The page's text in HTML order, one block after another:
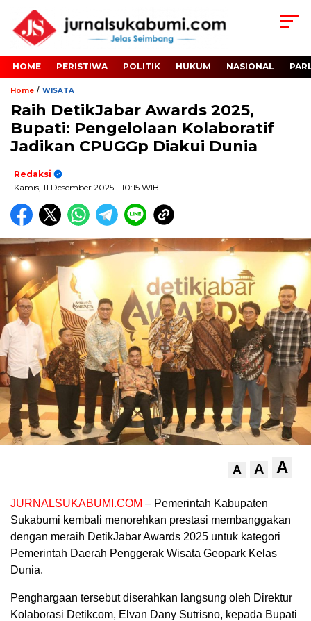
HOME PERISTIWA POLITIK HUKUM NASIONAL
Home / WISATA
Raih DetikJabar Awards 2025,
Bupati: Pengelolaan Kolaboratif
Jadikan CPUGGp Diakui Dunia
Redaksi
Kamis, 11 Desember 2025 - 10:15 WIB
A A A
JURNALSUKABUMI.COM – Pemerintah Kabupaten
Sukabumi kembali menorehkan prestasi membanggakan
dengan meraih DetikJabar Awards 2025 untuk kategori
Pemerintah Daerah Penggerak Wisata Geopark Kelas
Dunia.
Penghargaan tersebut diserahkan langsung oleh Direktur
Kolaborasi Detikcom, Elvan Dany Sutrisno, kepada Bupati